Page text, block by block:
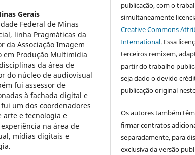
Gerais
Federal de Minas
linha Pragmáticas da
da Associação Imagem
em Produção Multimídia
da área de
do núcleo de audiovisual
fui assessor de
à fachada digital e
um dos coordenadores
arte e tecnologia e
na área de
mídias digitais e
publicação, com o
simultaneamente
Creative Commons
International. Essa
terceiros remixem,
partir do trabalho
seja dado o devido
publicação original
Os autores também
firmar contratos
separadamente, para
exclusiva da versão